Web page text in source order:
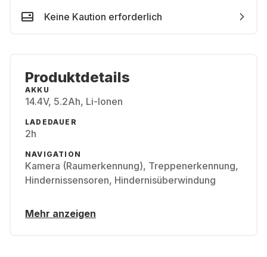
Keine Kaution erforderlich
Produktdetails
AKKU
14.4V, 5.2Ah, Li-Ionen
LADEDAUER
2h
NAVIGATION
Kamera (Raumerkennung), Treppenerkennung,
Hindernissensoren, Hindernisüberwindung
Mehr anzeigen